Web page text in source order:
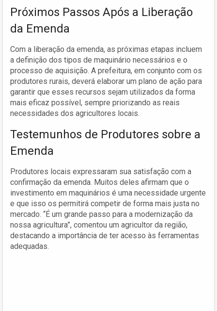
Próximos Passos Após a Liberação
da Emenda
Com a liberação da emenda, as próximas etapas incluem
a definição dos tipos de maquinário necessários e o
processo de aquisição. A prefeitura, em conjunto com os
produtores rurais, deverá elaborar um plano de ação para
garantir que esses recursos sejam utilizados da forma
mais eficaz possível, sempre priorizando as reais
necessidades dos agricultores locais.
Testemunhos de Produtores sobre a
Emenda
Produtores locais expressaram sua satisfação com a
confirmação da emenda. Muitos deles afirmam que o
investimento em maquinários é uma necessidade urgente
e que isso os permitirá competir de forma mais justa no
mercado. “É um grande passo para a modernização da
nossa agricultura”, comentou um agricultor da região,
destacando a importância de ter acesso às ferramentas
adequadas.